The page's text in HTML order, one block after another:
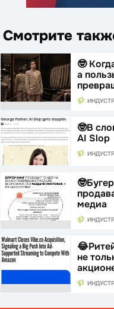
Смотрите
🤓
а
🤓В
AI Slop
медиа
не